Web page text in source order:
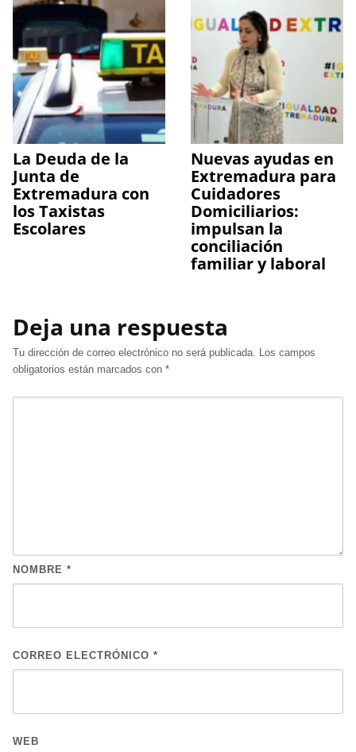
La Deuda de la
Junta de
Extremadura con
los Taxistas
Escolares
Nuevas ayudas en
Extremadura para
Cuidadores
Domiciliarios:
impulsan la
conciliación
familiar y laboral
Deja una respuesta
Tu dirección de correo electrónico no será publicada. Los campos
obligatorios están marcados con *
NOMBRE *
CORREO ELECTRÓNICO *
WEB